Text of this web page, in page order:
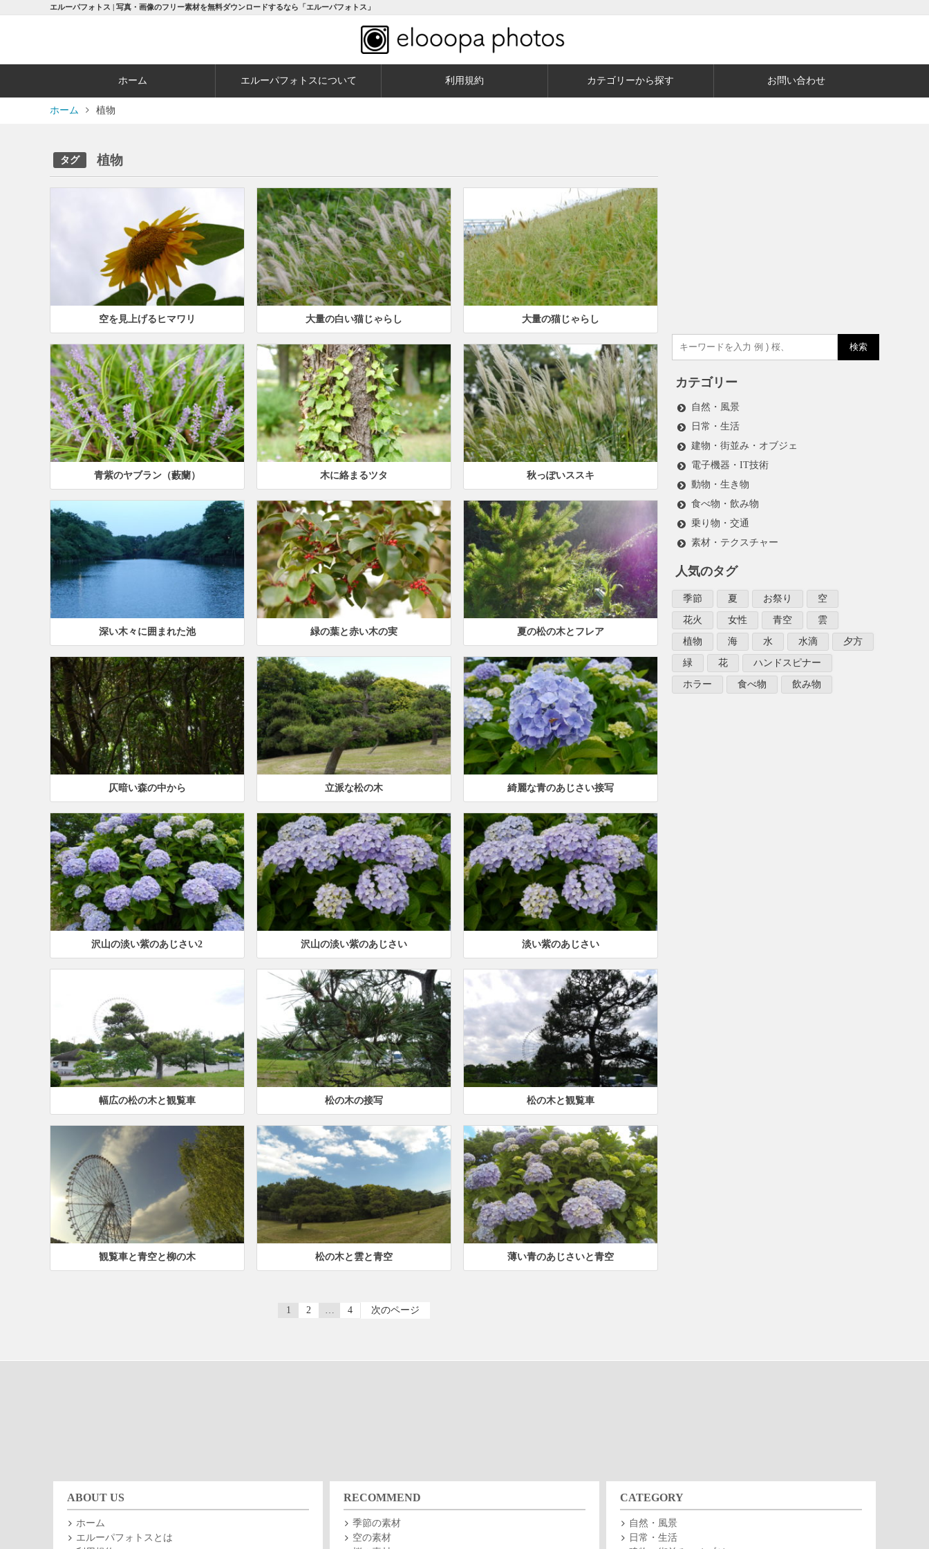
エルーパフォトス | 写真・画像のフリー素材を無料ダウンロードするなら「エルーパフォトス」
ホーム エルーパフォトスについて 利用規約 カテゴリーから探す お問い合わせ
ホーム 植物
タグ 植物
空を見上げるヒマワリ 大量の白い猫じゃらし 大量の猫じゃらし
青紫のヤブラン（藪蘭） 木に絡まるツタ 秋っぽいススキ
深い木々に囲まれた池 緑の葉と赤い木の実 夏の松の木とフレア
仄暗い森の中から 立派な松の木 綺麗な青のあじさい接写
沢山の淡い紫のあじさい2 沢山の淡い紫のあじさい 淡い紫のあじさい
幅広の松の木と観覧車 松の木の接写 松の木と観覧車
観覧車と青空と柳の木 松の木と雲と青空 薄い青のあじさいと青空
1 2 4 次のページ
検索
カテゴリー
自然・風景
日常・生活
建物・街並み・オブジェ
電子機器・IT技術
動物・生き物
食べ物・飲み物
乗り物・交通
素材・テクスチャー
人気のタグ
季節 夏 お祭り 空
花火 女性 青空 雲
植物 海 水 水滴 夕方
緑 花 ハンドスピナー
ホラー 食べ物 飲み物
ABOUT US
ホーム
エルーパフォトスとは
RECOMMEND
季節の素材
空の素材
CATEGORY
自然・風景
日常・生活